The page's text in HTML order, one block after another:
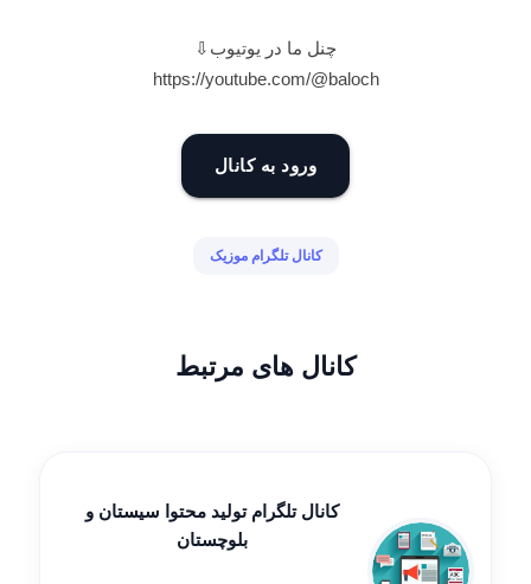
چنل ما در یوتیوب⇩
https://youtube.com/@baloch
ورود به کانال
کانال تلگرام موزیک
کانال های مرتبط
کانال تلگرام تولید محتوا سیستان و
بلوچستان